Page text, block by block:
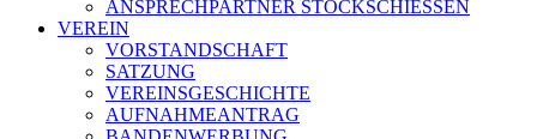
ANSPRECHPARTNER STOCKSCHIESSEN
VEREIN
VORSTANDSCHAFT
SATZUNG
VEREINSGESCHICHTE
AUFNAHMEANTRAG